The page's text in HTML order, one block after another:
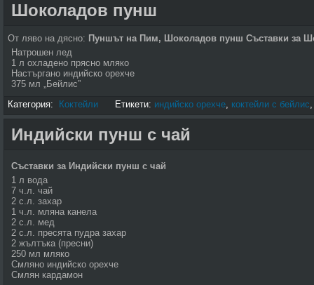
Шоколадов пунш
От ляво на дясно: Пуншът на Пим, Шоколадов пунш Съставки за
Натрошен лед
1 л охладено прясно мляко
Настъргано индийско орехче
375 мл „Бейлис”
Категория:
Коктейли Етикети: индийско орехче, коктейли с бейлис
Индийски пунш с чай
Съставки за Индийски пунш с чай
1 л вода
7 ч.л. чай
2 с.л. захар
1 ч.л. мляна канела
2 с.л. мед
2 с.л. пресята пудра захар
2 жълтъка (пресни)
250 мл мляко
Смляно индийско орехче
Смлян кардамон